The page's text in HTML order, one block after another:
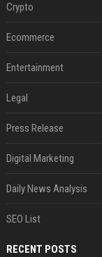
Crypto
Ecommerce
Entertainment
Legal
Press Release
Digital Marketing
Daily News Analysis
SEO List
RECENT POSTS